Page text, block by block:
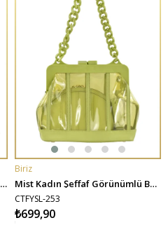
Norm Kadın Desenli Büzgülü El ve Omuz Çantası - Lila
SEPETE EKLE
Biriz
Mist Kadın Şeffaf Görünümlü Burslu Kalın Zincirli Çanta - Fıstık Yeşili
CTFYSL-253
₺699,90